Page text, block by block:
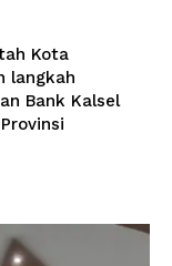
Kota
langkah
Bank Kalsel